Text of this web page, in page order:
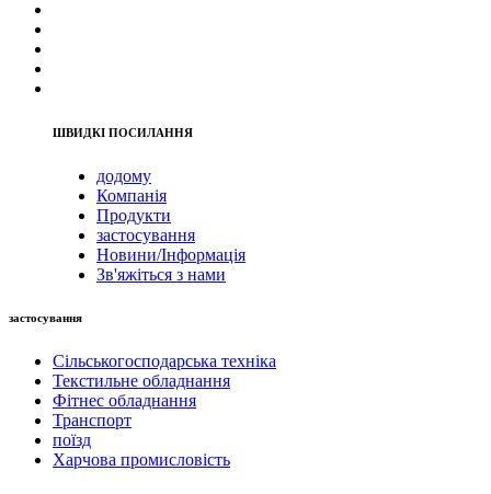
ШВИДКІ ПОСИЛАННЯ
додому
Компанія
Продукти
застосування
Новини/Інформація
Зв'яжіться з нами
застосування
Сільськогосподарська техніка
Текстильне обладнання
Фітнес обладнання
Транспорт
поїзд
Харчова промисловість